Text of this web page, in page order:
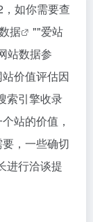
如你需要查
据 ""爱站
站数据参
价值评估因
索引擎收录
站的价值，
，一些确切
进行洽谈提